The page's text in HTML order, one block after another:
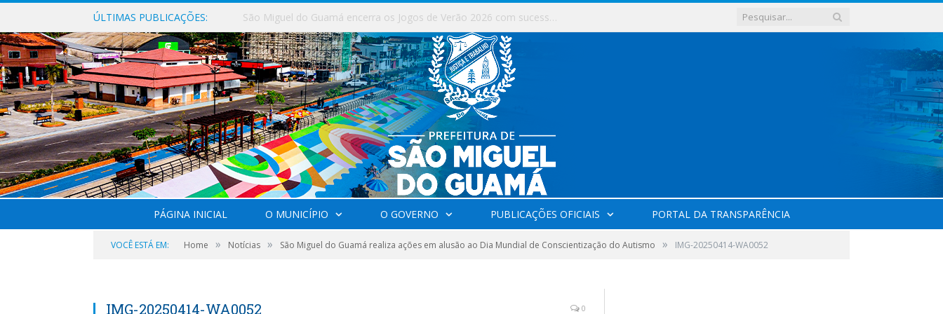
ÚLTIMAS PUBLICAÇÕES: Milhares de fiéis tomam as ruas de São Miguel do Guamá em uma grande celebração de fé na Marcha para Jesus 2026.
PÁGINA INICIAL O MUNICÍPIO O GOVERNO PUBLICAÇÕES OFICIAIS PORTAL DA TRANSPARÊNCIA
VOCÊ ESTÁ EM: Home » Notícias » São Miguel do Guamá realiza ações em alusão ao Dia Mundial de Conscientização do Autismo » IMG-20250414-WA0052
IMG-20250414-WA0052 0